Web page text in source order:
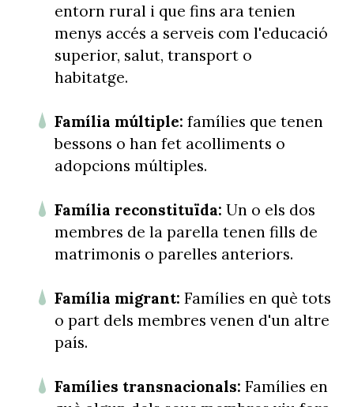
entorn rural i que fins ara tenien
menys accés a serveis com l'educació
superior, salut, transport o
habitatge.
Família múltiple: famílies que tenen
bessons o han fet acolliments o
adopcions múltiples.
Família reconstituïda: Un o els dos
membres de la parella tenen fills de
matrimonis o parelles anteriors.
Família migrant: Famílies en què tots
o part dels membres venen d'un altre
país.
Famílies transnacionals: Famílies en